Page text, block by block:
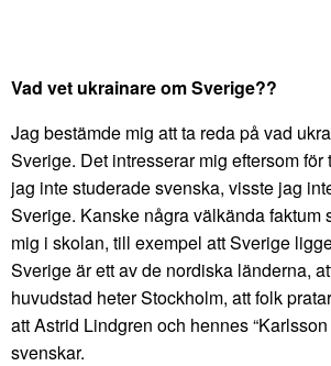
Vad vet ukrainare om Sverige??
Jag bestämde mig att ta reda på vad
Sverige. Det intresserar mig eftersom för
jag inte studerade svenska, visste jag
Sverige. Kanske några välkända faktum
mig i skolan, till exempel att Sverige
Sverige är ett av de nordiska länderna,
huvudstad heter Stockholm, att folk
att Astrid Lindgren och hennes “Karlsson
svenskar.